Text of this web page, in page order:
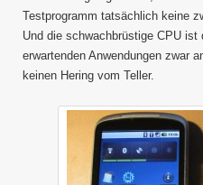
Testprogramm tatsächlich keine
Und die schwachbrüstige CPU ist
erwartenden Anwendungen zwar
keinen Hering vom Teller.